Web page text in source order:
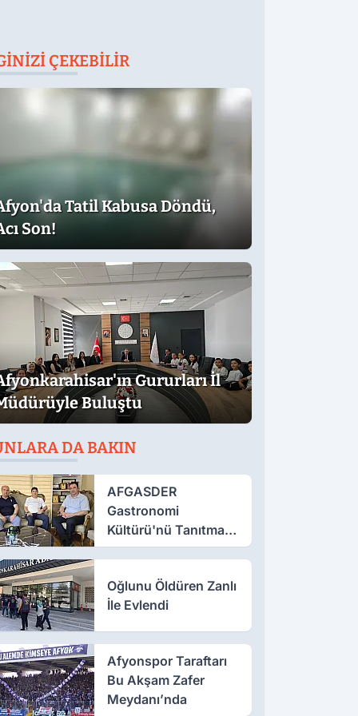
ÇEKEBILIR
Tatil Kabusa Döndü,
Son!
Gururları İl
Buluştu
DA BAKIN
AFGASDER
Gastronomi
Kültürü'nü Tanıtmak
İçin Çalışıyor
Oğlunu Öldüren Zanlı
İle Evlendi
Afyonspor Taraftarı
Bu Akşam Zafer
Meydanı’nda